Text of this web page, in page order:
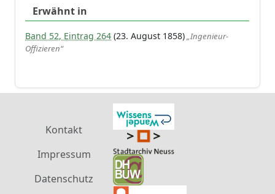
Erwähnt in
Band 52, Eintrag 264 (23. August 1858)„Ingenieur-
Offizieren“
Kontakt
Impressum
Datenschutz